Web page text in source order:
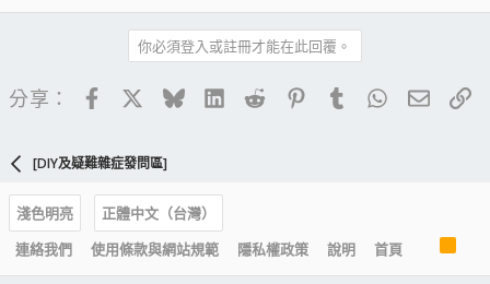
你必須登入或註冊才能在此回覆。
分享： FacebookBlueskyLinkedIn
Reddit PinterestTumblrWhatsApp
電子
[DIY及疑難雜症發問區]
淺色明亮
正體中文（台灣）
連絡我們
使用條款與網站規範 隱私權政策 說明 首頁
S